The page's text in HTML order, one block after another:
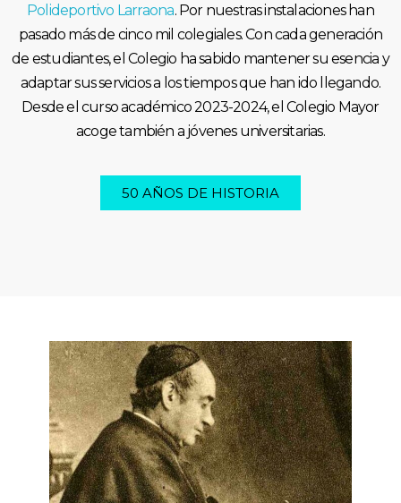
Polideportivo Larraona. Por nuestras instalaciones han
pasado más de cinco mil colegiales. Con cada generación
de estudiantes, el Colegio ha sabido mantener su esencia y
adaptar sus servicios a los tiempos que han ido llegando.
Desde el curso académico 2023-2024, el Colegio Mayor
acoge también a jóvenes universitarias.
50 AÑOS DE HISTORIA